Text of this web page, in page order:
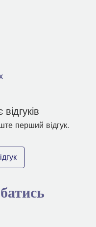
перший відгук.